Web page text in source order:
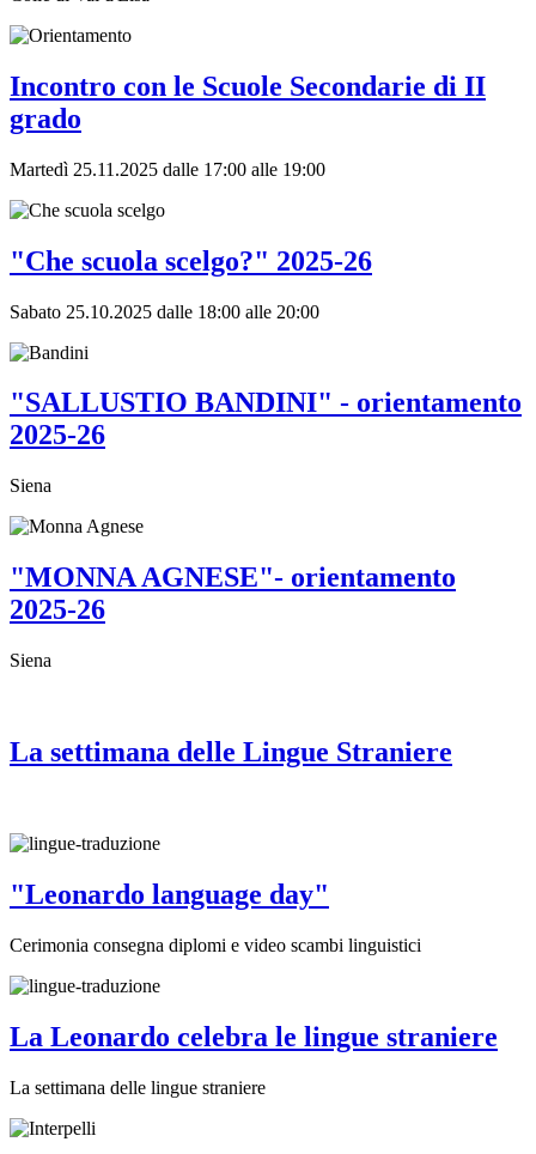
Incontro con le Scuole Secondarie di II
grado
Martedì 25.11.2025 dalle 17:00 alle 19:00
"Che scuola scelgo?" 2025-26
Sabato 25.10.2025 dalle 18:00 alle 20:00
"SALLUSTIO BANDINI" - orientamento
2025-26
Siena
"MONNA AGNESE"- orientamento
2025-26
Siena
La settimana delle Lingue Straniere
"Leonardo language day"
Cerimonia consegna diplomi e video scambi linguistici
La Leonardo celebra le lingue straniere
La settimana delle lingue straniere